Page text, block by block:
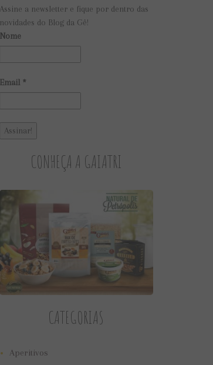
Assine a newsletter e fique por dentro das
novidades do Blog da Gê!
Nome
Email *
CONHEÇA A GAIATRI
CATEGORIAS
Aperitivos